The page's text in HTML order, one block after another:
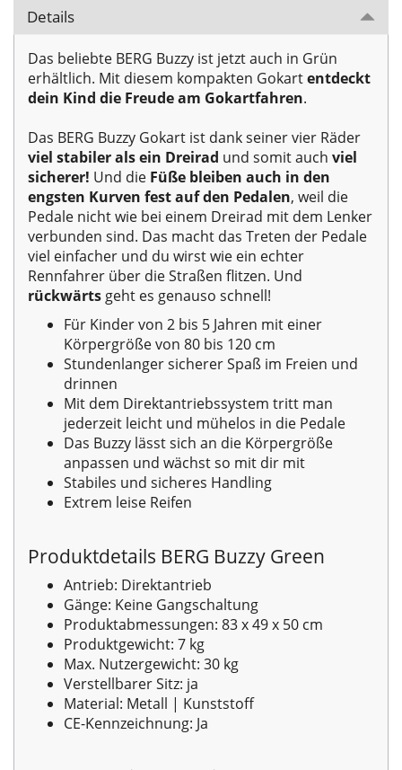
Details
Das beliebte BERG Buzzy ist jetzt auch in Grün
erhältlich. Mit diesem kompakten Gokartentdeckt
dein Kind die Freude am Gokartfahren.
Das BERG Buzzy Gokart ist dank seiner vier Räder
viel stabiler als ein Dreirad und somit auch viel
sicherer! Und die Füße bleiben auch in den
engsten Kurven fest auf den Pedalen, weil die
Pedale nicht wie bei einem Dreirad mit dem Lenker
verbunden sind. Das macht das Treten der Pedale
viel einfacher und du wirst wie ein echter
Rennfahrer über die Straßen flitzen. Und
rückwärts geht es genauso schnell!
Für Kinder von 2 bis 5 Jahren mit einer
Körpergröße von 80 bis 120 cm
Stundenlanger sicherer Spaß im Freien und
drinnen
Mit dem Direktantriebssystem tritt man
jederzeit leicht und mühelos in die Pedale
Das Buzzy lässt sich an die Körpergröße
anpassen und wächst so mit dir mit
Stabiles und sicheres Handling
Extrem leise Reifen
Produktdetails BERG Buzzy Green
Antrieb: Direktantrieb
Gänge: Keine Gangschaltung
Produktabmessungen: 83 x 49 x 50 cm
Produktgewicht: 7 kg
Max. Nutzergewicht: 30 kg
Verstellbarer Sitz: ja
Material: Metall | Kunststoff
CE-Kennzeichnung: Ja